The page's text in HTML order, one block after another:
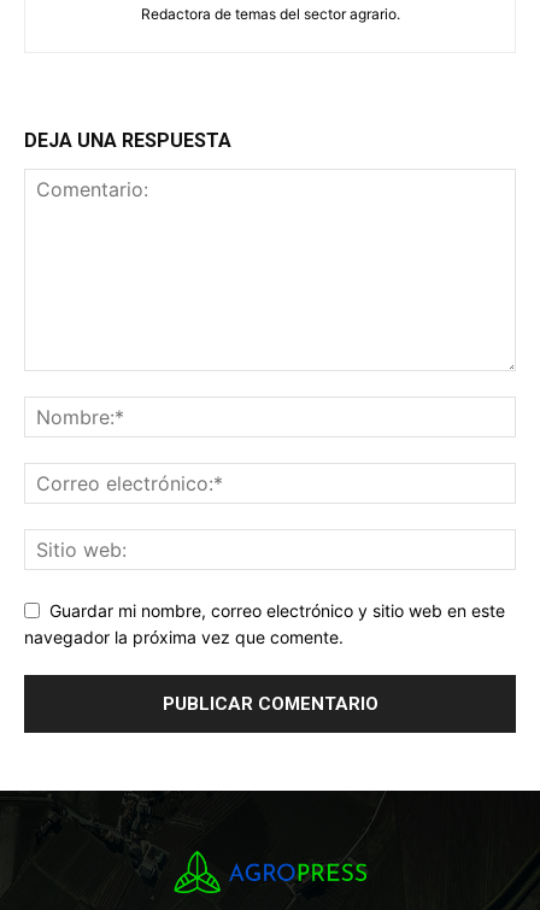
Redactora de temas del sector agrario.
DEJA UNA RESPUESTA
Guardar mi nombre, correo electrónico y sitio web en este
navegador la próxima vez que comente.